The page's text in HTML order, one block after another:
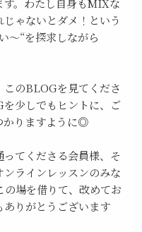
ゃないとダメ！という
〜“を探求しながら
のBLOGを見てくださ
少しでもヒントに、ご
かりますように◎
てくださる会員様、そ
ラインレッスンのみな
場を借りて、改めてお
りがとうございます